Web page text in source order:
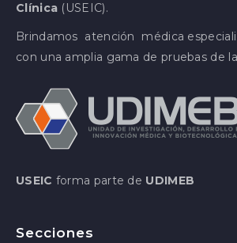
Clínica (USEIC).
Brindamos atención médica
con una amplia gama de pruebas de
USEIC forma parte de UDIMEB
Secciones